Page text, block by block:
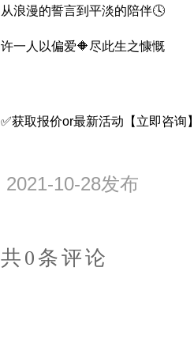
从浪漫的誓言到平淡的陪伴🕓
许一人以偏爱🔶尽此生之慷慨
✅获取报价or最新活动【立即咨询】
2021-10-28发布
共0条评论